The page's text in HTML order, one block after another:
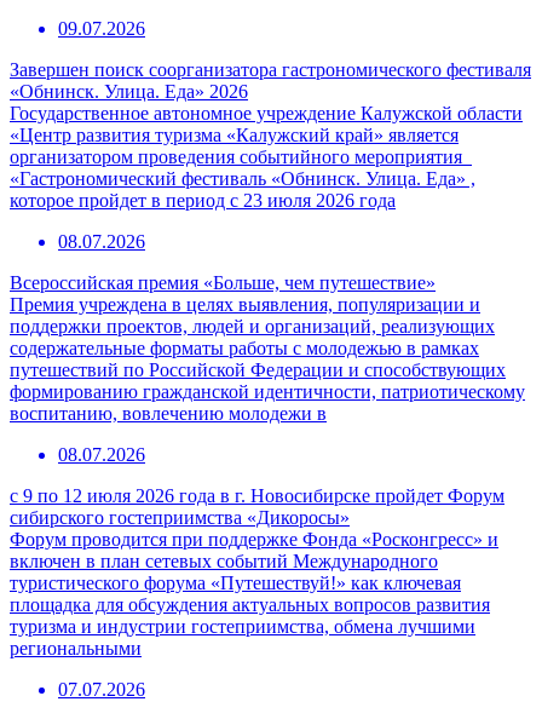
09.07.2026
Завершен поиск соорганизатора гастрономического фестиваля
«Обнинск. Улица. Еда» 2026
Государственное автономное учреждение Калужской области
«Центр развития туризма «Калужский край» является
организатором проведения событийного мероприятия
«Гастрономический фестиваль «Обнинск. Улица. Еда» ,
которое пройдет в период с 23 июля 2026 года
08.07.2026
Всероссийская премия «Больше, чем путешествие»
Премия учреждена в целях выявления, популяризации и
поддержки проектов, людей и организаций, реализующих
содержательные форматы работы с молодежью в рамках
путешествий по Российской Федерации и способствующих
формированию гражданской идентичности, патриотическому
воспитанию, вовлечению молодежи в
08.07.2026
с 9 по 12 июля 2026 года в г. Новосибирске пройдет Форум
сибирского гостеприимства «Дикоросы»
Форум проводится при поддержке Фонда «Росконгресс» и
включен в план сетевых событий Международного
туристического форума «Путешествуй!» как ключевая
площадка для обсуждения актуальных вопросов развития
туризма и индустрии гостеприимства, обмена лучшими
региональными
07.07.2026